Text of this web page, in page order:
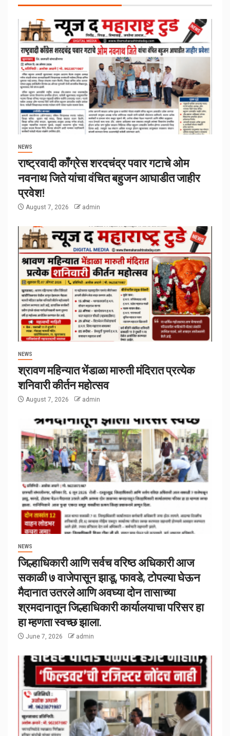
NEWS
राष्ट्रवादी काँग्रेस शरदचंद्र पवार गटाचे ओम
नवनाथ जिते यांचा वंचित बहुजन आघाडीत जाहीर
प्रवेश!
August 7, 2026 admin
NEWS
श्रावण महिन्यात भेंडाळा मारुती मंदिरात प्रत्येक
शनिवारी कीर्तन महोत्सव
August 7, 2026 admin
NEWS
जिल्हाधिकारी आणि सर्वच वरिष्ठ अधिकारी आज
सकाळी ७ वाजेपासून झाडू, फावडे, टोपल्या घेऊन
मैदानात उतरले आणि अवघ्या दोन तासाच्या
श्रमदानातून जिल्हाधिकारी कार्यालयाचा परिसर हा
हा म्हणता स्वच्छ झाला.
June 7, 2026 admin